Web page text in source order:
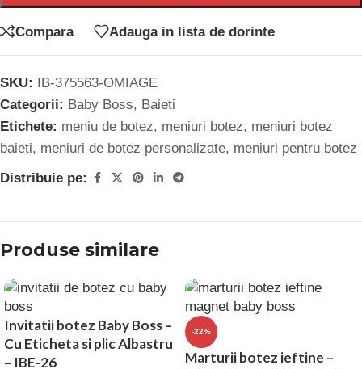
Compara Adauga in lista de dorinte
SKU: IB-375563-OMIAGE
Categorii: Baby Boss, Baieti
Etichete: meniu de botez, meniuri botez, meniuri botez
baieti, meniuri de botez personalizate, meniuri pentru botez
Distribuie pe:
Produse similare
Invitatii botez Baby Boss –
Cu Eticheta si plic Albastru
– IBE-26
-22%
Marturii botez ieftine –